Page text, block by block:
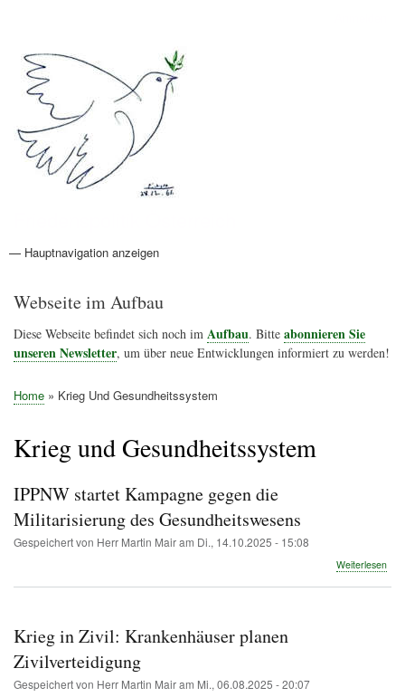
Hauptnavigation
— Hauptnavigation anzeigen
Aktionen
Friedensbewegung
Friedensprojekte
Home
Konflikte
Links
Narichtenlinks
News
Politik
Termine
Texte
Kunst
Friedensexperten
Friedensforschung
Friedensinitiativen
Friedensnachrichten
Webseite im Aufbau
Diese Webseite befindet sich noch im Aufbau. Bitte abonnieren Sie
unseren Newsletter, um über neue Entwicklungen informiert zu werden!
Home Krieg Und Gesundheitssystem
Krieg und Gesundheitssystem
IPPNW startet Kampagne gegen die
Militarisierung des Gesundheitswesens
Gespeichert von Herr Martin Mairam Di., 14.10.2025 - 15:08
Weiterlesen
Krieg in Zivil: Krankenhäuser planen
Zivilverteidigung
Gespeichert von Herr Martin Mairam Mi., 06.08.2025 - 20:07